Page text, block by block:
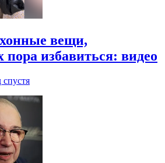
вещи,
пора избавиться: видео
спустя